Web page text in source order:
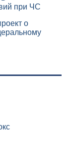
при ЧС
о